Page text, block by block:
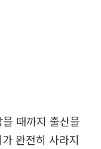
때까지 출산을
완전히 사라지